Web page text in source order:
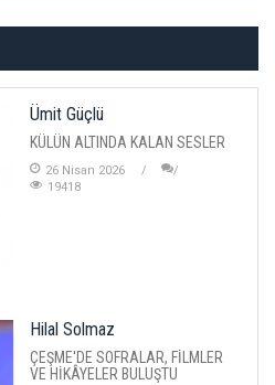
Ümit Güçlü
KÜLÜN ALTINDA KALAN SESLER
26 Nisan 2026
19418
Hilal Solmaz
ÇEŞME'DE SOFRALAR, FİLMLER
VE HİKÂYELER BULUŞTU